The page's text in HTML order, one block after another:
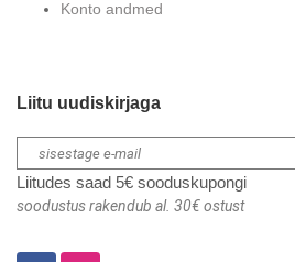
Konto andmed
Liitu uudiskirjaga
Liitudes saad 5€ sooduskupongi
soodustus rakendub al. 30€ ostust